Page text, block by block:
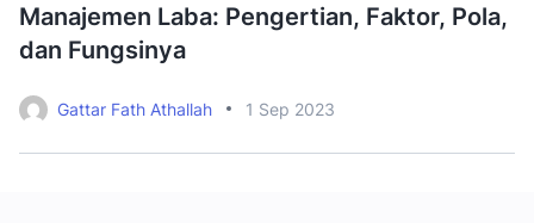
Manajemen Laba: Pengertian, Faktor, Pola,
dan Fungsinya
Gattar Fath Athallah 1 Sep 2023